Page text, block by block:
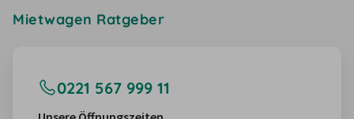
Mietwagen Ratgeber
0221 567 999 11